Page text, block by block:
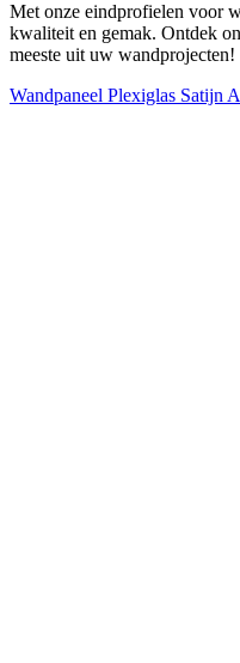
Met onze eindprofielen voor
kwaliteit en gemak. Ontdek
meeste uit uw wandprojecten!
Wandpaneel Plexiglas Satijn